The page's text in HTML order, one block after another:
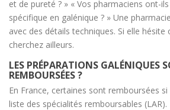
et de pureté ? » « Vos pharmaciens ont-
spécifique en galénique ? » Une
avec des détails techniques. Si elle
cherchez ailleurs.
LES PRÉPARATIONS GALÉNIQUES
REMBOURSÉES ?
En France, certaines sont remboursées
liste des spécialités remboursables